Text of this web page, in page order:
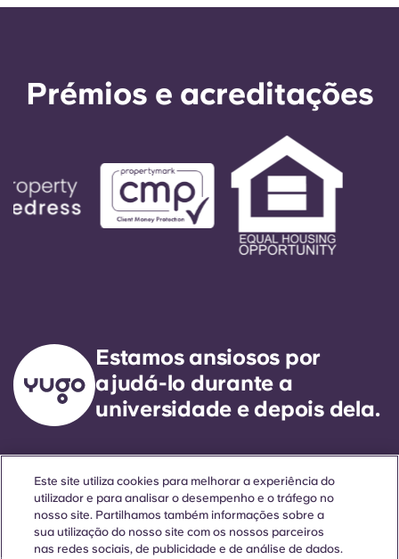
Prémios e acreditações
Estamos ansiosos por
ajudá-lo durante a
universidade e depois dela.
LínguaLocalizaçõesSobreInformações úteisLegal
Este site utiliza cookies para melhorar a experiência do
utilizador e para analisar o desempenho e o tráfego no
nosso site. Partilhamos também informações sobre a
sua utilização do nosso site com os nossos parceiros
nas redes sociais, de publicidade e de análise de dados.